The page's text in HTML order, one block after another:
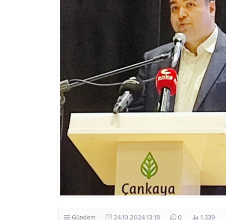
Gündem 24.10.2024 13:18 0 1.339